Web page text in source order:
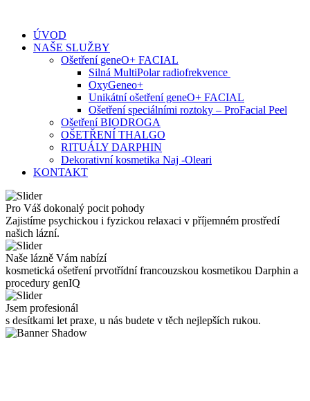
contentÚVOD
NAŠE SLUŽBY
Ošetření geneO+ FACIAL
Silná MultiPolar radiofrekvence
OxyGeneo+
Unikátní ošetření geneO+ FACIAL
Ošetření speciálními roztoky – ProFacial Peel
Ošetření BIODROGA
OŠETŘENÍ THALGO
RITUÁLY DARPHIN
Dekorativní kosmetika Naj -Oleari
KONTAKT
Pro Váš dokonalý pocit pohody
Zajistíme psychickou i fyzickou relaxaci v příjemném prostředí
našich lázní.
Naše lázně Vám nabízí
kosmetická ošetření prvotřídní francouzskou kosmetikou Darphin a
procedury genIQ
Jsem profesionál
s desítkami let praxe, u nás budete v těch nejlepších rukou.